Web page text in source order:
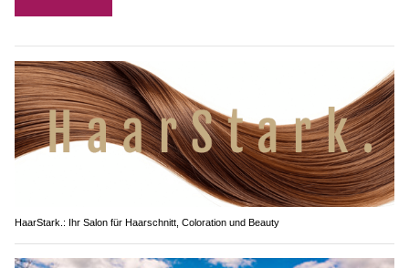
HaarStark.: Ihr Salon für Haarschnitt, Coloration und Beauty